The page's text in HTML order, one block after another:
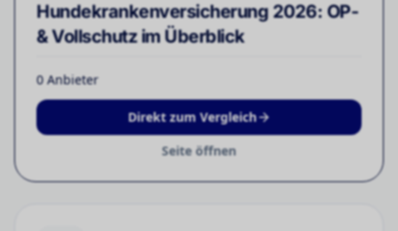
Hundekrankenversicherung 2026: OP-
& Vollschutz im Überblick
0Anbieter
Direkt zum Vergleich
Seite öffnen